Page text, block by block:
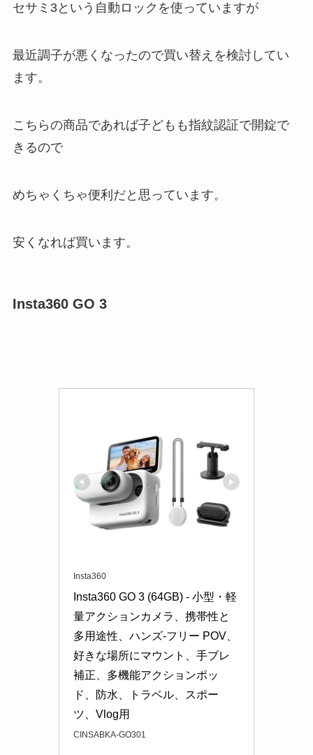
セサミ3という自動ロックを使っていますが
最近調子が悪くなったので買い替えを検討してい
ます。
こちらの商品であれば子どもも指紋認証で開錠で
きるので
めちゃくちゃ便利だと思っています。
安くなれば買います。
Insta360 GO 3
Insta360
Insta360 GO 3 (64GB) - 小型・軽
量アクションカメラ、携帯性と
多用途性、ハンズ-フリー POV、
好きな場所にマウント、手ブレ
補正、多機能アクションポッ
ド、防水、トラベル、スポー
ツ、Vlog用
CINSABKA-GO301